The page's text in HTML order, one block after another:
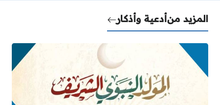
المزيد منأدعية وأذكار